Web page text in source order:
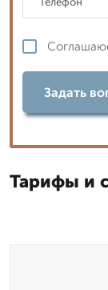
Задать
Тарифы и